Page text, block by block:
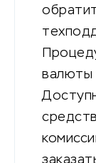
валюты